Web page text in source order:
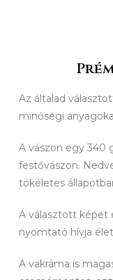
Az általad
minőségi
A vászon egy 340
festővászon.
tökéletes
A választott képet
nyomtató hívja
A vakráma is